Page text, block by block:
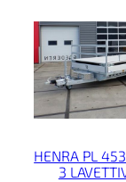
HENRA PL
3